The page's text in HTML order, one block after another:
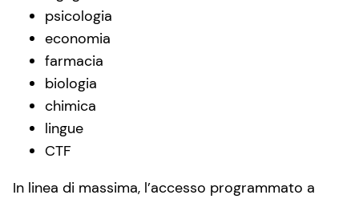
psicologia
economia
farmacia
biologia
chimica
lingue
CTF
In linea di massima, l’accesso programmato a